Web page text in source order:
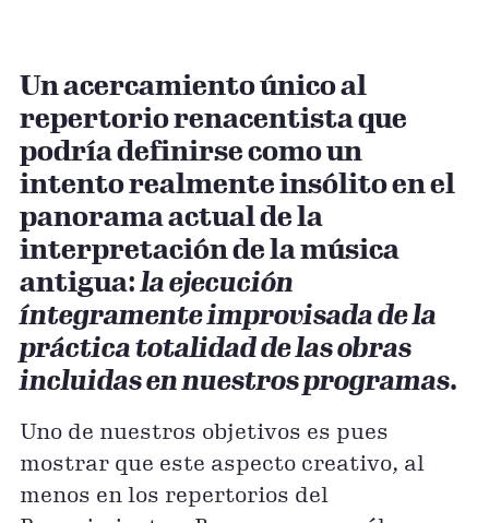
Un acercamiento único al
repertorio renacentista que
podría definirse como un
intento realmente insólito en el
panorama actual de la
interpretación de la música
antigua:la ejecución
íntegramente improvisada de la
práctica totalidad de las obras
incluidas en nuestros programas.
Uno de nuestros objetivos es pues
mostrar que este aspecto creativo, al
menos en los repertorios del